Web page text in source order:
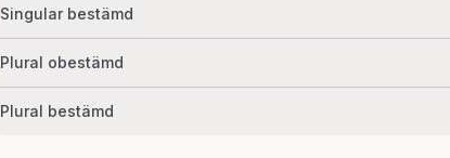
Singular bestämd
Plural obestämd
Plural bestämd